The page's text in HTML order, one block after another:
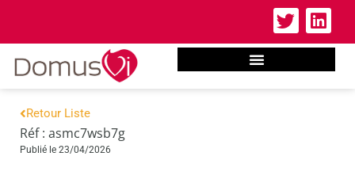
Retour Liste
Réf : asmc7wsb7g
Publié le 23/04/2026